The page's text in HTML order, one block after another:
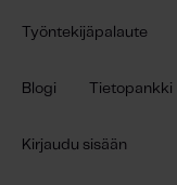
Työntekijäpalaute
Blogi Tietopankki
Kirjaudu sisään